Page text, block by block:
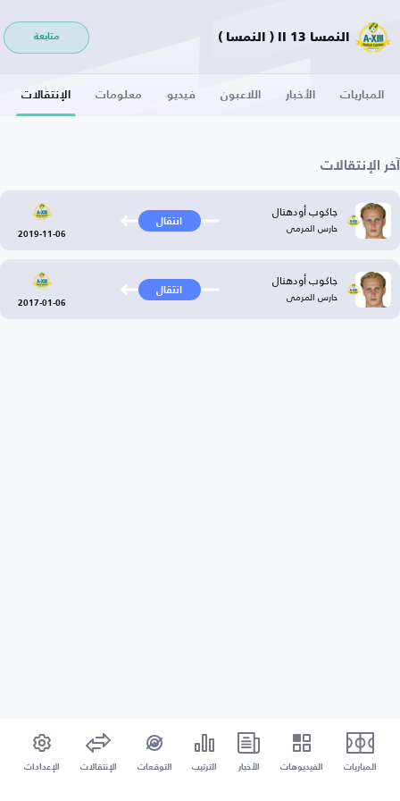
النمسا 13 II ( النمسا ) متابعة
المباريات الأخبار اللاعبون فيديو معلومات الإنتقالات
آخر الإنتقالات
جاكوب أودهنال
حارس المرمى انتقال
2019-11-06
جاكوب أودهنال
حارس المرمى انتقال
2017-01-06
المباريات الفيديوهات الأخبار الترتيب التوقعات الإنتقالات الإعدادات